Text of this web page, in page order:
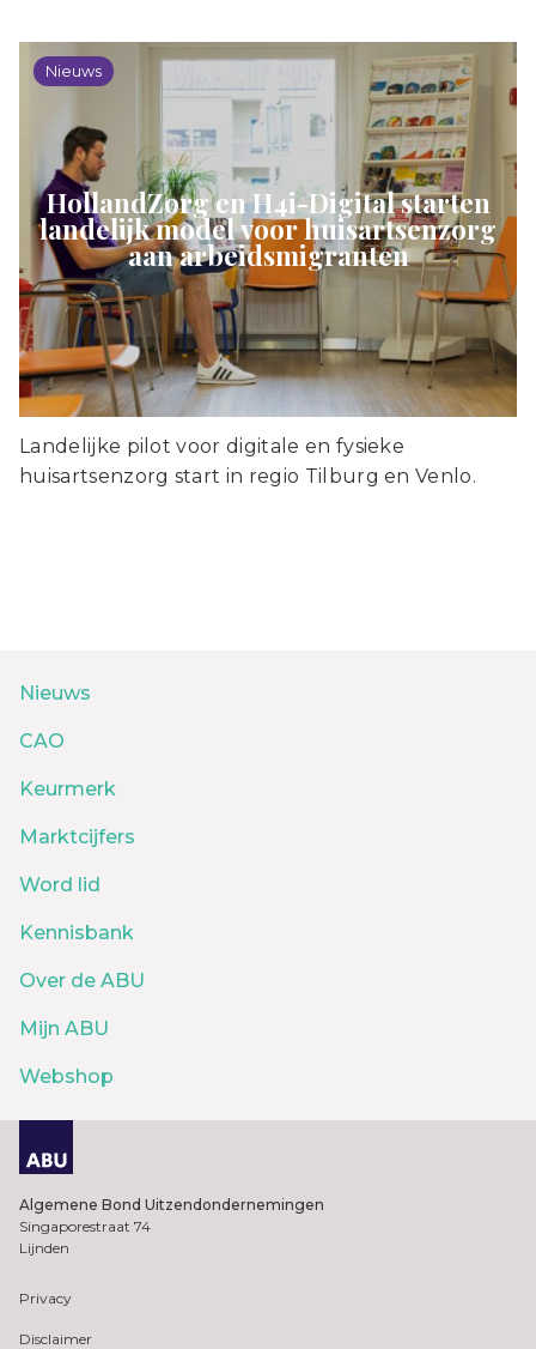
Nieuws
HollandZorg en H4i-Digital starten
landelijk model voor huisartsenzorg
aan arbeidsmigranten
Landelijke pilot voor digitale en fysieke
huisartsenzorg start in regio Tilburg en Venlo.
Nieuws
CAO
Keurmerk
Marktcijfers
Word lid
Kennisbank
Over de ABU
Mijn ABU
Webshop
Algemene Bond Uitzendondernemingen
Singaporestraat 74
Lijnden
Privacy
Disclaimer